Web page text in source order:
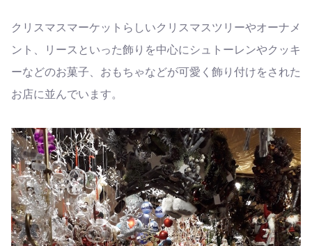
クリスマスマーケットらしいクリスマスツリーやオーナメ
ント、リースといった飾りを中心にシュトーレンやクッキ
ーなどのお菓子、おもちゃなどが可愛く飾り付けをされた
お店に並んでいます。